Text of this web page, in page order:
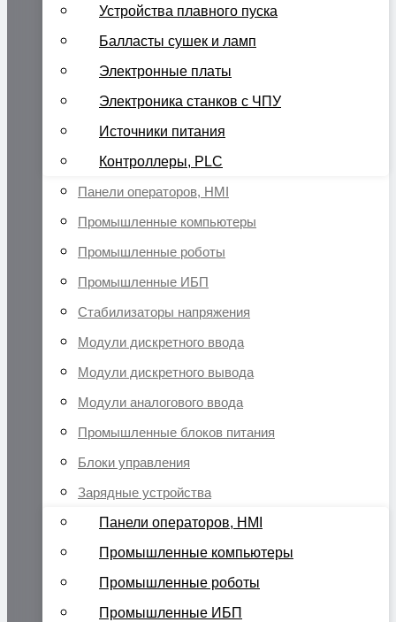
Устройства плавного пуска
Балласты сушек и ламп
Электронные платы
Электроника станков с ЧПУ
Источники питания
Контроллеры, PLC
Панели операторов, HMI
Промышленные компьютеры
Промышленные роботы
Промышленные ИБП
Стабилизаторы напряжения
Модули дискретного ввода
Модули дискретного вывода
Модули аналогового ввода
Промышленные блоков питания
Блоки управления
Зарядные устройства
Панели операторов, HMI
Промышленные компьютеры
Промышленные роботы
Промышленные ИБП